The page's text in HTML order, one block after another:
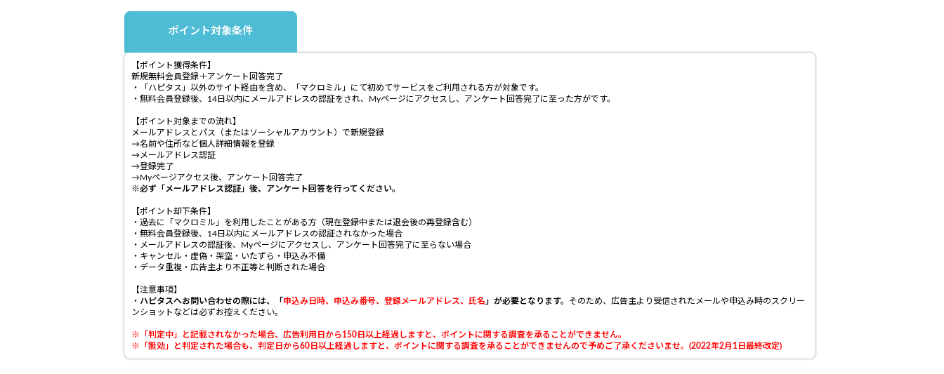
ポイント対象条件
【ポイント獲得条件】
新規無料会員登録＋アンケート回答完了
・「ハピタス」以外のサイト経由を含め、「マクロミル」にて初めてサービスをご利用される方が対象です。
・無料会員登録後、14日以内にメールアドレスの認証をされ、Myページにアクセスし、アンケート回答完了に至った方がです。
【ポイント対象までの流れ】
メールアドレスとパス（またはソーシャルアカウント）で新規登録
→名前や住所など個人詳細情報を登録
→メールアドレス認証
→登録完了
→Myページアクセス後、アンケート回答完了
※必ず「メールアドレス認証」後、アンケート回答を行ってください。
【ポイント却下条件】
・過去に「マクロミル」を利用したことがある方（現在登録中または退会後の再登録含む）
・無料会員登録後、14日以内にメールアドレスの認証されなかった場合
・メールアドレスの認証後、Myページにアクセスし、アンケート回答完了に至らない場合
・キャンセル・虚偽・架空・いたずら・申込み不備
・データ重複・広告主より不正等と判断された場合
【注意事項】
・ ハピタスへお問い合わせの際には、「 申込み日時、申込み番号、登録メールアドレス、氏名 」が必要となります。 そのため、広告主より受信されたメールや申込み時のスクリー
ンショットなどは必ずお控えください。
※「判定中」と記載されなかった場合、広告利用日から150日以上経過しますと、ポイントに関する調査を承ることができません。
※「無効」と判定された場合も、判定日から60日以上経過しますと、ポイントに関する調査を承ることができませんので予めご了承くださいませ。(2022年2月1日最終改定)